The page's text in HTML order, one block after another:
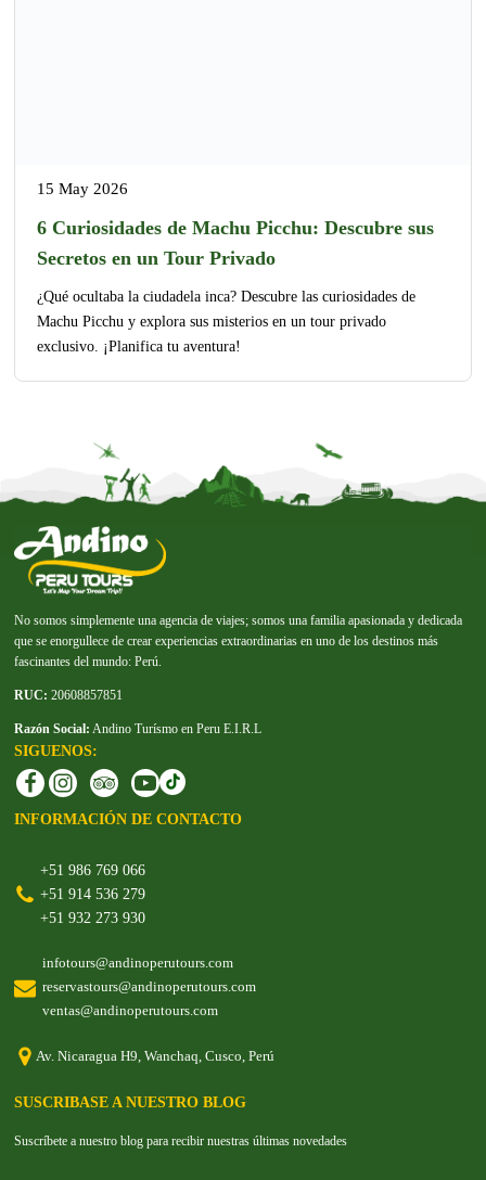
15 May 2026
6 Curiosidades de Machu Picchu: Descubre sus
Secretos en un Tour Privado
¿Qué ocultaba la ciudadela inca? Descubre las curiosidades de
Machu Picchu y explora sus misterios en un tour privado
exclusivo. ¡Planifica tu aventura!
No somos simplemente una agencia de viajes; somos una familia apasionada y dedicada
que se enorgullece de crear experiencias extraordinarias en uno de los destinos más
fascinantes del mundo: Perú.
RUC: 20608857851
Razón Social: Andino Turísmo en Peru E.I.R.L
SIGUENOS:
INFORMACIÓN DE CONTACTO
+51 986 769 066
+51 914 536 279
+51 932 273 930
infotours@andinoperutours.com
reservastours@andinoperutours.com
ventas@andinoperutours.com
Av. Nicaragua H9, Wanchaq, Cusco, Perú
SUSCRIBASE A NUESTRO BLOG
Suscríbete a nuestro blog para recibir nuestras últimas novedades